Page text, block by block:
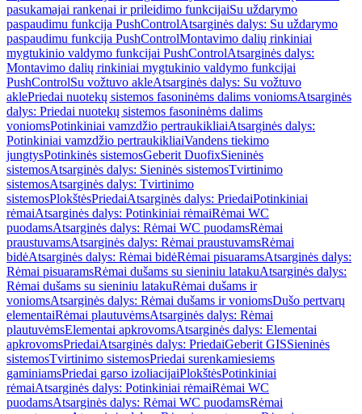
pasukamajai rankenai ir prileidimo funkcijaiSu uždarymo
paspaudimu funkcija PushControlAtsarginės dalys: Su uždarymo
paspaudimu funkcija PushControlMontavimo dalių rinkiniai
mygtukinio valdymo funkcijai PushControlAtsarginės dalys:
Montavimo dalių rinkiniai mygtukinio valdymo funkcijai
PushControlSu vožtuvo akleAtsarginės dalys: Su vožtuvo
aklePriedai nuotekų sistemos fasoninėms dalims voniomsAtsarginės
dalys: Priedai nuotekų sistemos fasoninėms dalims
voniomsPotinkiniai vamzdžio pertraukikliaiAtsarginės dalys:
Potinkiniai vamzdžio pertraukikliaiVandens tiekimo
jungtysPotinkinės sistemosGeberit DuofixSieninės
sistemosAtsarginės dalys: Sieninės sistemosTvirtinimo
sistemosAtsarginės dalys: Tvirtinimo
sistemosPlokštėsPriedaiAtsarginės dalys: PriedaiPotinkiniai
rėmaiAtsarginės dalys: Potinkiniai rėmaiRėmai WC
puodamsAtsarginės dalys: Rėmai WC puodamsRėmai
praustuvamsAtsarginės dalys: Rėmai praustuvamsRėmai
bidėAtsarginės dalys: Rėmai bidėRėmai pisuaramsAtsarginės dalys:
Rėmai pisuaramsRėmai dušams su sieniniu latakuAtsarginės dalys:
Rėmai dušams su sieniniu latakuRėmai dušams ir
voniomsAtsarginės dalys: Rėmai dušams ir voniomsDušo pertvarų
elementaiRėmai plautuvėmsAtsarginės dalys: Rėmai
plautuvėmsElementai apkrovomsAtsarginės dalys: Elementai
apkrovomsPriedaiAtsarginės dalys: PriedaiGeberit GISSieninės
sistemosTvirtinimo sistemosPriedai surenkamiesiems
gaminiamsPriedai garso izoliacijaiPlokštėsPotinkiniai
rėmaiAtsarginės dalys: Potinkiniai rėmaiRėmai WC
puodamsAtsarginės dalys: Rėmai WC puodamsRėmai